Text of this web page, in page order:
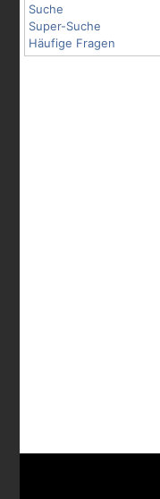
Suche
Super-Suche
Häufige Fragen